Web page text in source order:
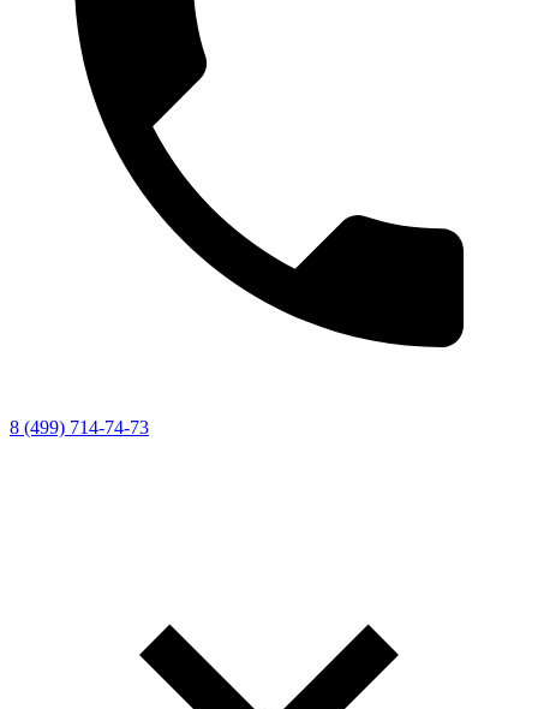
8 (499) 714-74-73